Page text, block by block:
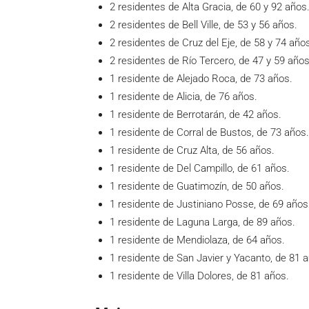
2 residentes de Alta Gracia, de 60 y 92 años.
2 residentes de Bell Ville, de 53 y 56 años.
2 residentes de Cruz del Eje, de 58 y 74
2 residentes de Río Tercero, de 47 y 59
1 residente de Alejado Roca, de 73 años.
1 residente de Alicia, de 76 años.
1 residente de Berrotarán, de 42 años.
1 residente de Corral de Bustos, de 73 años.
1 residente de Cruz Alta, de 56 años.
1 residente de Del Campillo, de 61 años.
1 residente de Guatimozín, de 50 años.
1 residente de Justiniano Posse, de 69
1 residente de Laguna Larga, de 89 años.
1 residente de Mendiolaza, de 64 años.
1 residente de San Javier y Yacanto, de 81
1 residente de Villa Dolores, de 81 años.